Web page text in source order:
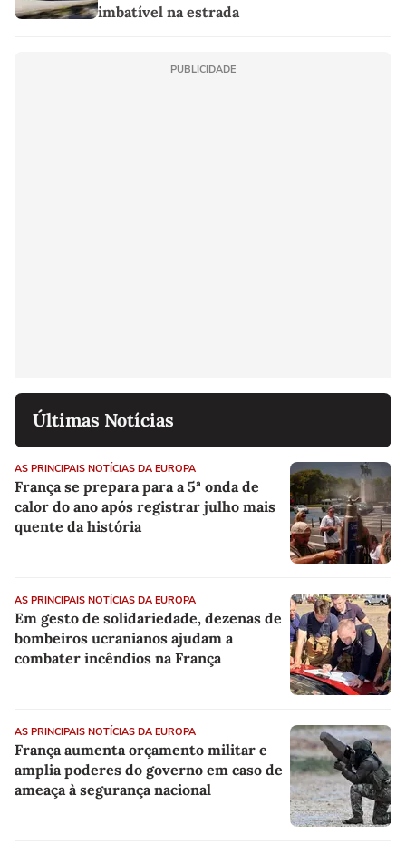
imbatível na estrada
PUBLICIDADE
Últimas Notícias
AS PRINCIPAIS NOTÍCIAS DA EUROPA
França se prepara para a 5ª onda de
calor do ano após registrar julho mais
quente da história
AS PRINCIPAIS NOTÍCIAS DA EUROPA
Em gesto de solidariedade, dezenas de
bombeiros ucranianos ajudam a
combater incêndios na França
AS PRINCIPAIS NOTÍCIAS DA EUROPA
França aumenta orçamento militar e
amplia poderes do governo em caso de
ameaça à segurança nacional